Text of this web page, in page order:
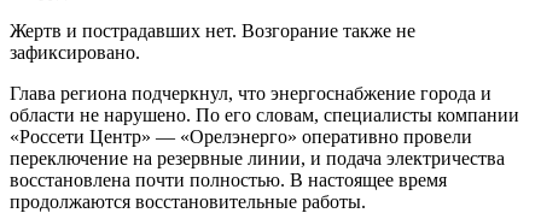
Жертв и пострадавших нет. Возгорание также не
зафиксировано.
Глава региона подчеркнул, что энергоснабжение города и
области не нарушено. По его словам, специалисты компании
«Россети Центр» — «Орелэнерго» оперативно провели
переключение на резервные линии, и подача электричества
восстановлена почти полностью. В настоящее время
продолжаются восстановительные работы.